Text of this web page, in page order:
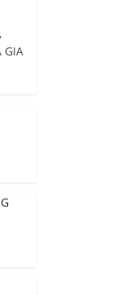
GIA